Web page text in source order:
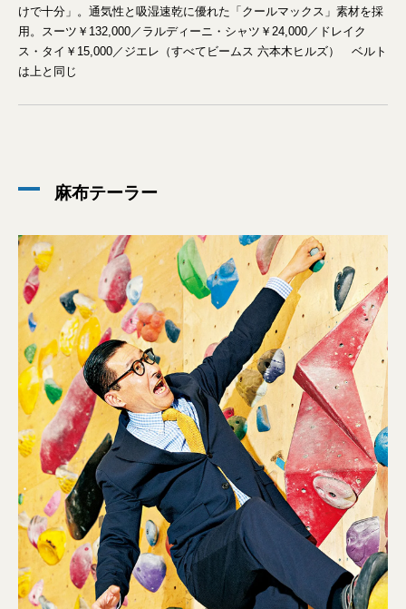
けで十分」。通気性と吸湿速乾に優れた「クールマックス」素材を採
用。スーツ￥132,000／ラルディーニ・シャツ￥24,000／ドレイク
ス・タイ￥15,000／ジエレ（すべてビームス 六本木ヒルズ） ベルト
は上と同じ
麻布テーラー